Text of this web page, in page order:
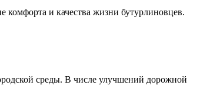
и качества жизни бутурлиновцев.
среды. В числе улучшений дорожной